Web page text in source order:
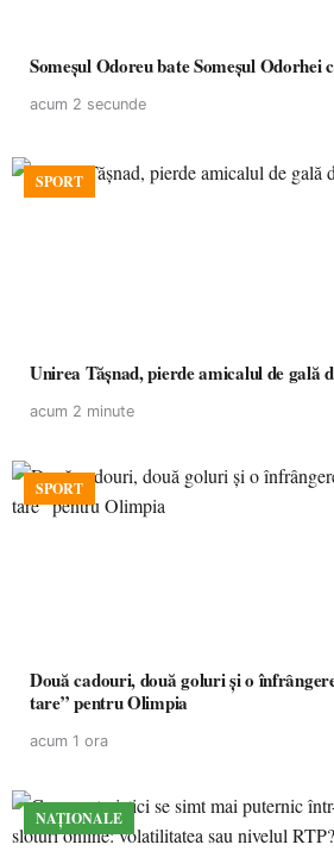
Someșul Odoreu bate Someșul Odorhei
acum 2 secunde
SPORT
Unirea Tășnad, pierde amicalul de gală
acum 2 minute
SPORT
Două cadouri, două goluri și o
tare” pentru Olimpia
acum 1 ora
NAȚIONALE